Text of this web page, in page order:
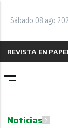
Sábado 08 ago
REVISTA EN
Noticias